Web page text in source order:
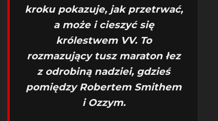
kroku pokazuje, jak przetrwać,
a może i cieszyć się
królestwem VV. To
rozmazujący tusz maraton łez
z odrobiną nadziei, gdzieś
pomiędzy Robertem Smithem
i Ozzym.